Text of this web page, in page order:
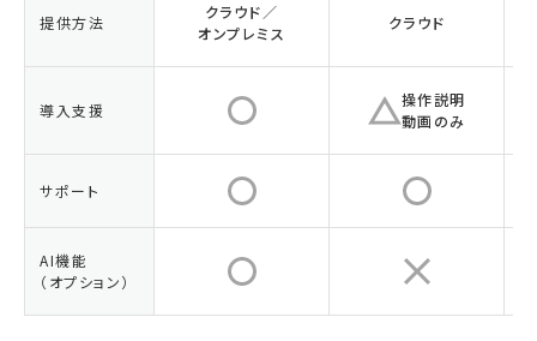
提供方法
クラウド／
オンプレミス
クラウド
導入支援
操作説明
動画のみ
サポート
AI機能
（オプション）